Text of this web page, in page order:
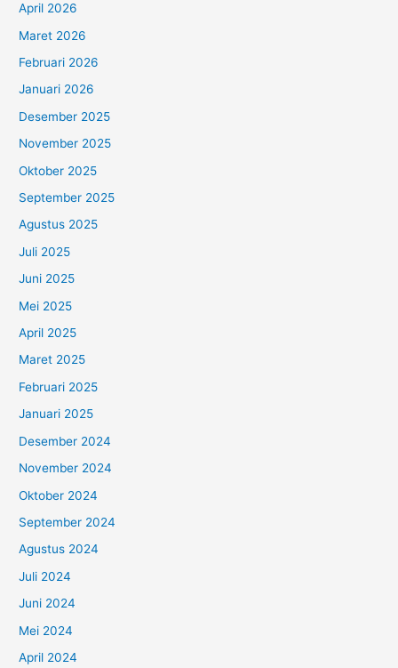
April 2026
Maret 2026
Februari 2026
Januari 2026
Desember 2025
November 2025
Oktober 2025
September 2025
Agustus 2025
Juli 2025
Juni 2025
Mei 2025
April 2025
Maret 2025
Februari 2025
Januari 2025
Desember 2024
November 2024
Oktober 2024
September 2024
Agustus 2024
Juli 2024
Juni 2024
Mei 2024
April 2024